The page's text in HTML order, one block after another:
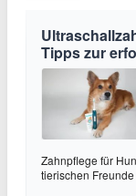
Tipps zur
Zahnpflege für
tierischen